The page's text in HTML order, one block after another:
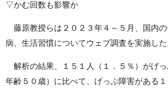
▽かむ回数も影響か
藤原教授らは２０２３年４～５月、国内
病、生活習慣についてウェブ調査を実施した
解析の結果、１５１人（１．５％）がげ
年齢５０歳）に比べて、げっぷ障害がある